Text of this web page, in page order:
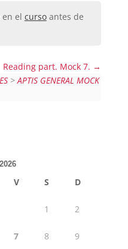
el cursoantes de
Reading part. Mock 7.
>APTIS GENERAL MOCK
V S D
1 2
7 8 9